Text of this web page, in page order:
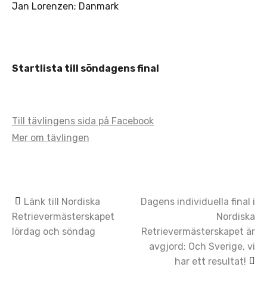
Jan Lorenzen; Danmark
Startlista till söndagens final
Till tävlingens sida på Facebook
Mer om tävlingen
Post
navigation
Länk till Nordiska
Retrievermästerskapet
lördag och söndag
Dagens individuella final i
Nordiska
Retrievermästerskapet är
avgjord: Och Sverige, vi
har ett resultat!